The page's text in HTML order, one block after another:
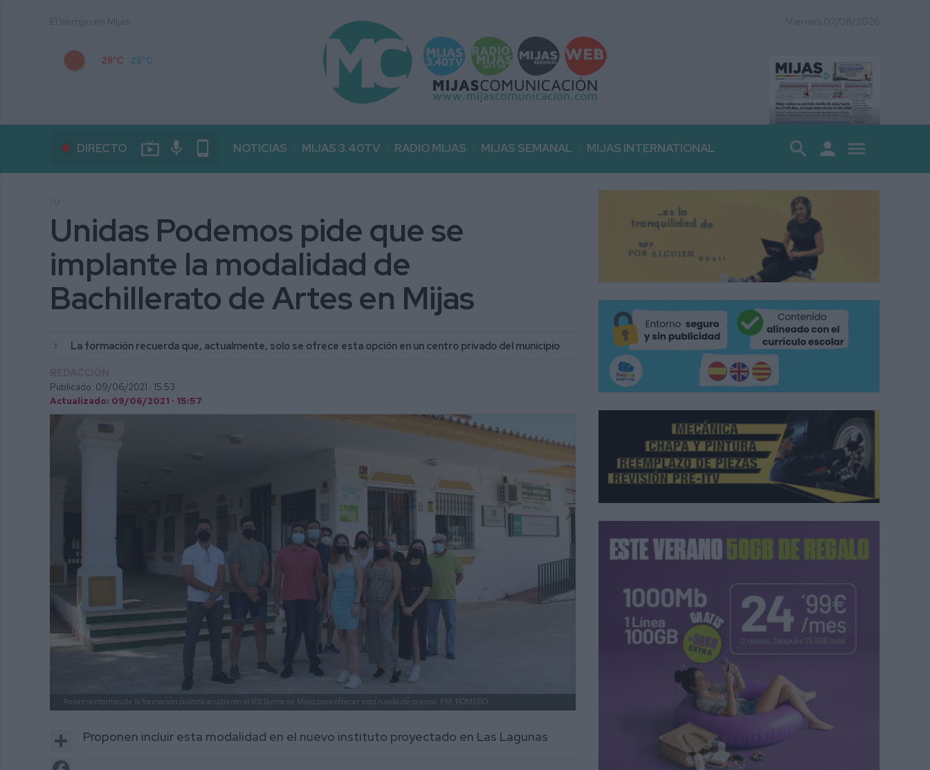
29°C 25°C
DIRECTO live_tv mic phone_android NOTICIAS MIJAS 3.40TV RADIO MIJAS MIJAS SEMANAL MIJAS INTERNATIONAL search person menu
Unidas Podemos pide que se
implante la modalidad de
Bachillerato de Artes en Mijas
La formación recuerda que, actualmente, solo se ofrece esta opción en un centro privado del municipio
Publicado: 09/06/2021 · 15:53
Actualizado: 09/06/2021 · 15:57
Representantes de la formación política acudieron al IES Sierra de Mijas para ofrecer esta rueda de prensa. FM. ROMERO
Share
Proponen incluir esta modalidad en el nuevo instituto proyectado en Las Lagunas